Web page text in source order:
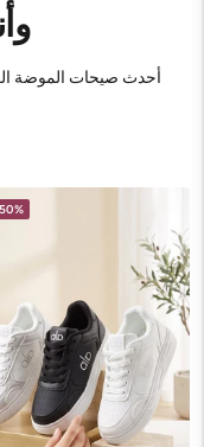
أحدث صيحات الموضة